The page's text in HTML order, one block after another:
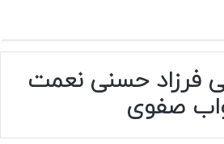
فرزاد حسنی نعمت
صفوی